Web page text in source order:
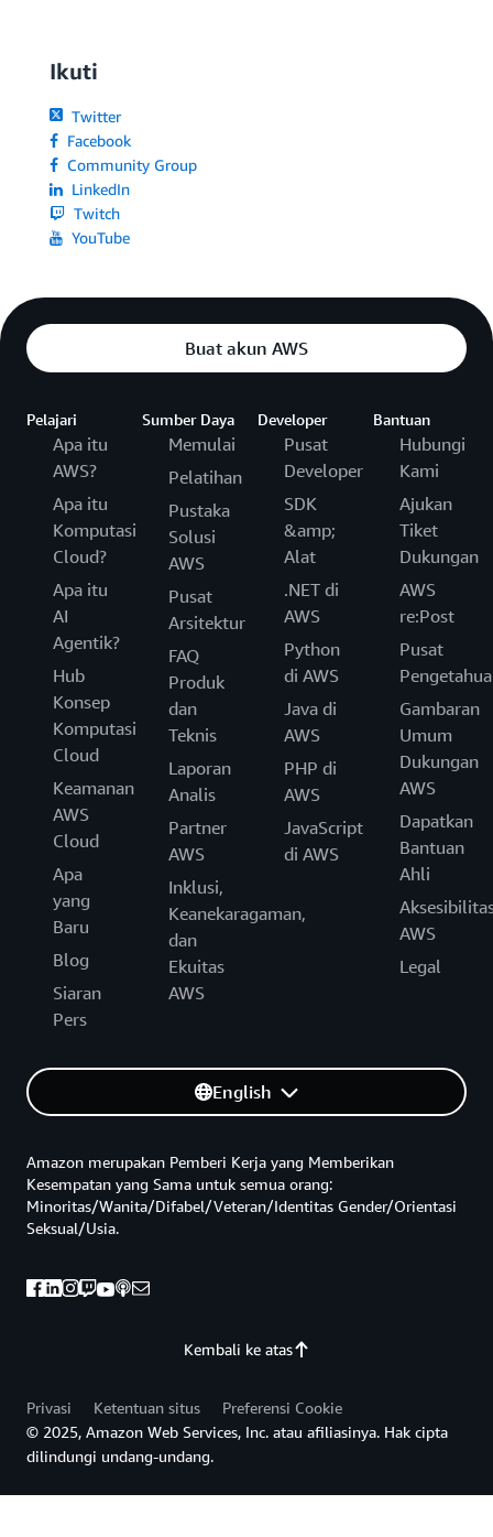
Ikuti
Twitter
Facebook
Community Group
LinkedIn
Twitch
YouTube
Buat akun AWS
Pelajari
Apa itu
AWS?
Apa itu
Komputasi
Cloud?
Apa itu
AI
Agentik?
Hub
Konsep
Komputasi
Cloud
Keamanan
AWS
Cloud
Apa
yang
Baru
Blog
Siaran
Pers
Sumber Daya
Memulai
Pelatihan
Pustaka
Solusi
AWS
Pusat
Arsitektur
FAQ
Produk
dan
Teknis
Laporan
Analis
Partner
AWS
Inklusi,
Keanekaragaman,
dan
Ekuitas
AWS
Developer
Pusat
Developer
SDK
&amp;
Alat
.NET di
AWS
Python
di AWS
Java di
AWS
PHP di
AWS
JavaScript
di AWS
Bantuan
Hubungi
Kami
Ajukan
Tiket
Dukungan
AWS
re:Post
Pusat
Gambaran
Umum
Dukungan
AWS
Dapatkan
Bantuan
Ahli
AWS
Legal
English
Kembali ke atas
Amazon merupakan Pemberi Kerja yang Memberikan
Kesempatan yang Sama untuk semua orang:
Minoritas/Wanita/Difabel/Veteran/Identitas Gender/Orientasi
Seksual/Usia.
Privasi Ketentuan situs
Preferensi Cookie
© 2025, Amazon Web Services, Inc. atau afiliasinya. Hak cipta
dilindungi undang-undang.